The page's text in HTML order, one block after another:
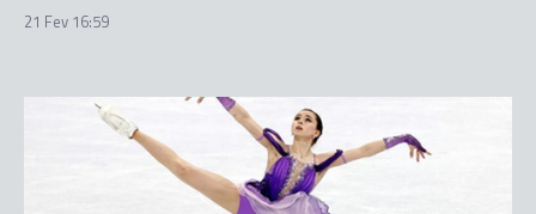
21 Fev 16:59